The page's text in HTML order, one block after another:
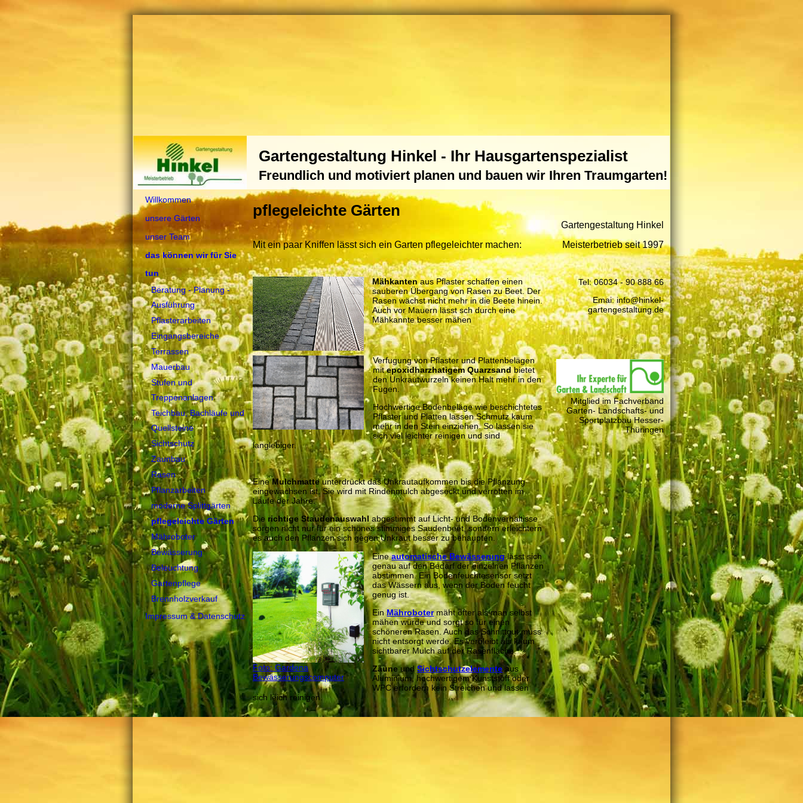
Gartengestaltung Hinkel - Ihr Hausgartenspezialist
Freundlich und motiviert planen und bauen wir Ihren Traumgarten!
Willkommen
unsere Gärten
unser Team
das können wir für Sie
tun
Beratung - Planung -
Ausführung
Pflasterarbeiten
Eingangsbereiche
Terrassen
Mauerbau
Stufen und
Treppenanlagen
Teichbau, Bachläufe und
Quellsteine
Sichtschutz
Zaunbau
Rasen
Pflanzarbeiten
moderne Splittgärten
pflegeleichte Gärten
Mähroboter
Bewässerung
Beleuchtung
Gartenpflege
Brennholzverkauf
Impressum & Datenschutz
pflegeleichte Gärten
Mit ein paar Kniffen lässt sich ein Garten pflegeleichter machen:
Mähkantenaus Pflaster schaffen einen
sauberen Übergang von Rasen zu Beet. Der
Rasen wächst nicht mehr in die Beete hinein.
Auch vor Mauern lässt sch durch eine
Mähkannte besser mähen
Verfugung von Pflaster und Plattenbelägen
mitepoxidharzhatigem Quarzsandbietet
den Unkrautwurzeln keinen Halt mehr in den
Fugen.
Hochwertige Bodenbeläge wie beschichtetes
Pflaster und Platten lassen Schmutz kaum
mehr in den Stein einziehen. So lassen sie
sich viel leichter reinigen und sind
langlebiger.
EineMulchmatteunterdrückt das Unkrautaufkommen bis die Pflanzung
eingewachsen ist. Sie wird mit Rindenmulch abgeseckt und verrotten im
Laufe der Jahre.
Die richtige Staudenauswahl abgestimmt auf Licht- und Bodenverhältisse
sorgen nicht nur für ein schönes stimmiges Saudenbeet, sondern erleichtern
es auch den Pflanzen sich gegen Unkraut besser zu behaupten.
Foto: Gardena
Bewässerungscomputer
Eineautomatische Bewässerunglässt sich
genau auf den Bedarf der einzelnen Pflanzen
abstimmen. Ein Bodenfeuchtesensor setzt
das Wässern aus, wenn der Boden feucht
genug ist.
EinMährobotermäht öfter als man selbst
mähen würde und sorgt so für einen
schöneren Rasen. Auch das Schnittgut muss
nicht entsorgt werde. Es verbleibt als kaum
sichtbarer Mulch auf der Rasenfläche.
ZäuneundSichtschutzelemente aus
Aluminium, hochwertigem Kunststoff oder
WPC erfordern kein Streichen und lassen
sich leich reinigen.
Gartengestaltung Hinkel
Meisterbetrieb seit 1997
Tel: 06034 - 90 888 66
Emai: info@hinkel-
gartengestaltung.de
Mitglied im Fachverband
Garten- Landschafts- und
Sportplatzbau Hesser-
Thüringen